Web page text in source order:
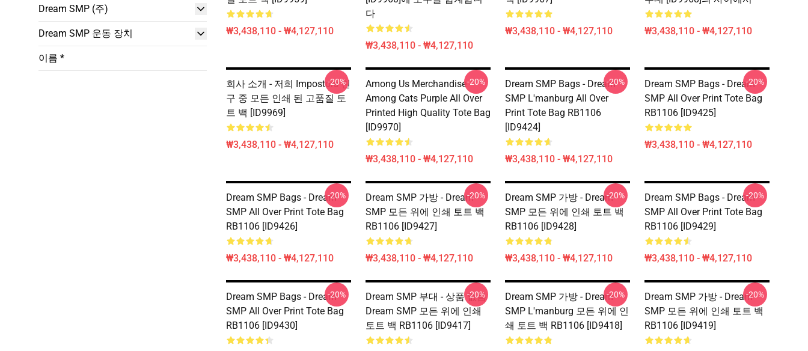
Dream SMP (주)
Dream SMP 운동 장치
이름 *
₩3,438,110 - ₩4,127,110
다
₩3,438,110 - ₩4,127,110
₩3,438,110 - ₩4,127,110 ₩3,438,110 - ₩4,127,110
회사 소개 - 저희 Impostors 친
구 중 모든 인쇄 된 고품질 토
트 백 [ID9969]
₩3,438,110 - ₩4,127,110
-20%
Among Us Merchandise -
Among Cats Purple All Over
Printed High Quality Tote Bag
[ID9970]
₩3,438,110 - ₩4,127,110
-20%
Dream SMP Bags - Dream
SMP L'manburg All Over
Print Tote Bag RB1106
[ID9424]
₩3,438,110 - ₩4,127,110
-20%
Dream SMP Bags - Dream
SMP All Over Print Tote Bag
RB1106 [ID9425]
₩3,438,110 - ₩4,127,110
-20%
Dream SMP Bags - Dream
SMP All Over Print Tote Bag
RB1106 [ID9426]
₩3,438,110 - ₩4,127,110
-20%
Dream SMP 가방 - Dream
SMP 모든 위에 인쇄 토트 백
RB1106 [ID9427]
₩3,438,110 - ₩4,127,110
-20%
Dream SMP 가방 - Dream
SMP 모든 위에 인쇄 토트 백
RB1106 [ID9428]
₩3,438,110 - ₩4,127,110
-20%
Dream SMP Bags - Dream
SMP All Over Print Tote Bag
RB1106 [ID9429]
₩3,438,110 - ₩4,127,110
-20%
Dream SMP Bags - Dream
SMP All Over Print Tote Bag
RB1106 [ID9430]
-20%
Dream SMP 부대 - 상품 없음
Dream SMP 모든 위에 인쇄
토트 백 RB1106 [ID9417]
-20%
Dream SMP 가방 - Dream
SMP L'manburg 모든 위에 인
쇄 토트 백 RB1106 [ID9418]
-20%
Dream SMP 가방 - Dream
SMP 모든 위에 인쇄 토트 백
RB1106 [ID9419]
-20%